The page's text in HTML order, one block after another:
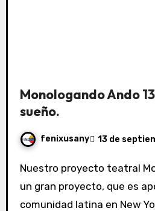
Monologando Ando
sueño.
fenixusany 13 de
Nuestro proyecto teatral Monologando Ando es
un gran proyecto, que es
comunidad latina en New